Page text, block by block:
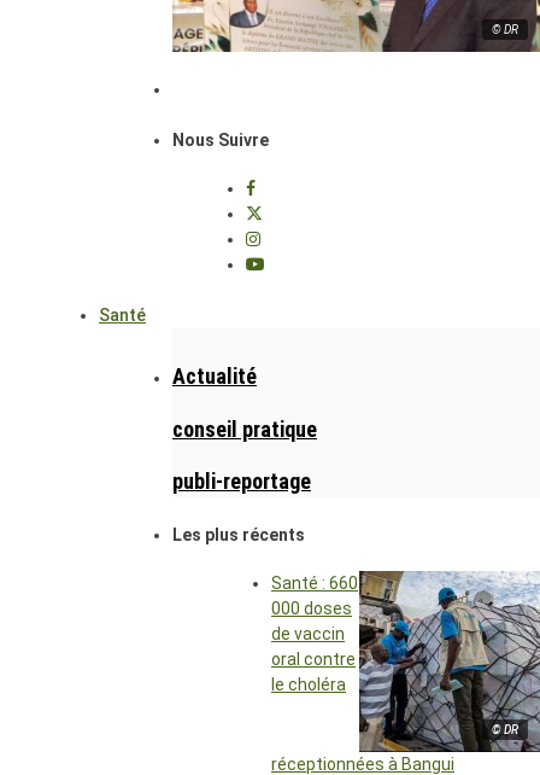
© DR
Nous Suivre
Santé
Actualité
conseil pratique
publi-reportage
Les plus récents
© DR
Santé : 660
000 doses
de vaccin
oral contre
le choléra
réceptionnées à Bangui